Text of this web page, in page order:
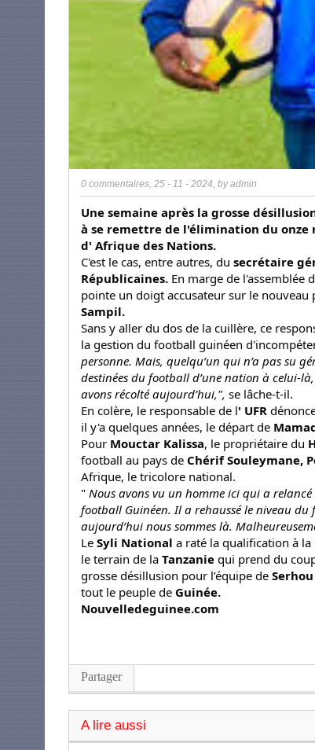
0 commentaires, 25 - 11 - 2024, byadmin
Une semaine après la grosse
à se remettre de l'élimination du onze
d' Afrique des Nations.
C'est le cas, entre autres, du secrétaire
Républicaines. En marge de l'assemblée
pointe un doigt accusateur sur le nouveau
Sampil.
Sans y aller du dos de la cuillère, ce
la gestion du football guinéen
personne. Mais, quelqu’un qui n’a pas su
destinées du football d’une nation à celui-là,
avons récolté aujourd’hui,", se lâche-t-il.
En colère, le responsable de l' UFR
il y'a quelques années, le départ de
Pour Mouctar Kalissa, le propriétaire du
football au pays de Chérif Souleymane,
Afrique, le tricolore national.
" Nous avons vu un homme ici qui a
football Guinéen. Il a rehaussé le niveau du
aujourd’hui nous sommes là.
Le Syli National a raté la qualification à la
le terrain de la Tanzanie qui prend du
grosse désillusion pour l’équipe de
tout le peuple de Guinée.
Nouvelledeguinee.com
Partager
A lire aussi